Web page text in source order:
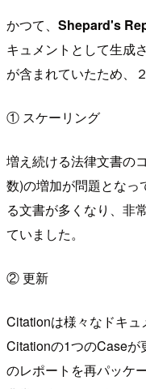
かつて、 Shepard's
キュメントとして生成
が含まれていたため、
① スケーリング
増え続ける法律文書の
数)の増加が問題となっ
る文書が多くなり、非
ていました。
② 更新
Citationは様々なドキュ
Citationの1つのCaseが
のレポートを再パッケ